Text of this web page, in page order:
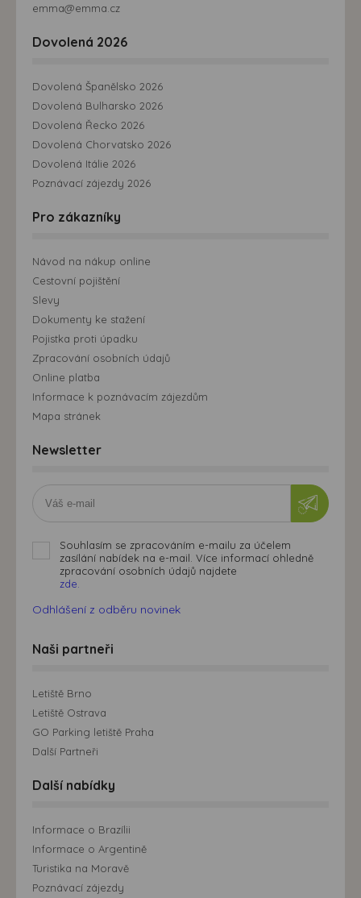
emma@emma.cz
Dovolená 2026
Dovolená Španělsko 2026
Dovolená Bulharsko 2026
Dovolená Řecko 2026
Dovolená Chorvatsko 2026
Dovolená Itálie 2026
Poznávací zájezdy 2026
Pro zákazníky
Návod na nákup online
Cestovní pojištění
Slevy
Dokumenty ke stažení
Pojistka proti úpadku
Zpracování osobních údajů
Online platba
Informace k poznávacím zájezdům
Mapa stránek
Newsletter
Souhlasím se zpracováním e-mailu za účelem
zasílání nabídek na e-mail. Více informací ohledně
zpracování osobních údajů najdete
zde.
Odhlášení z odběru novinek
Naši partneři
Letiště Brno
Letiště Ostrava
GO Parking letiště Praha
Další Partneři
Další nabídky
Informace o Brazílii
Informace o Argentině
Turistika na Moravě
Poznávací zájezdy